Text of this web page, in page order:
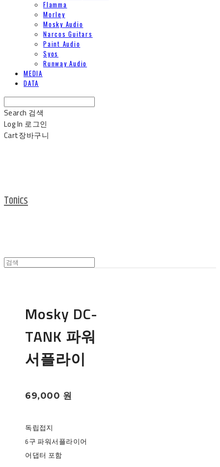
Flamma
Morley
Mosky Audio
Narcos Guitars
Paint Audio
Syos
Runway Audio
MEDIA
DATA
Search 검색
Log In 로그인
Cart장바구니
Tonics
Mosky DC-
TANK 파워
서플라이
69,000 원
독립접지
6구 파워서플라이어
어댑터 포함